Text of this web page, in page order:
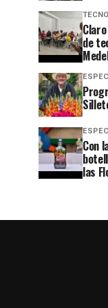
de
Con
las